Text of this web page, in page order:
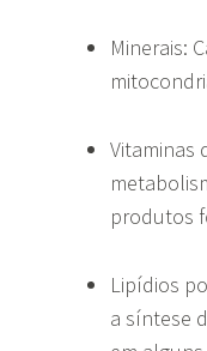
Minerais:
Vitaminas
produtos
Lipídios
a síntese